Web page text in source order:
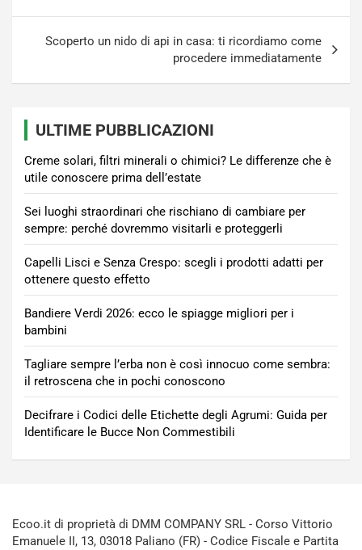
Scoperto un nido di api in casa: ti ricordiamo come
procedere immediatamente
ULTIME PUBBLICAZIONI
Creme solari, filtri minerali o chimici? Le differenze che è
utile conoscere prima dell’estate
Sei luoghi straordinari che rischiano di cambiare per
sempre: perché dovremmo visitarli e proteggerli
Capelli Lisci e Senza Crespo: scegli i prodotti adatti per
ottenere questo effetto
Bandiere Verdi 2026: ecco le spiagge migliori per i
bambini
Tagliare sempre l’erba non è così innocuo come sembra:
il retroscena che in pochi conoscono
Decifrare i Codici delle Etichette degli Agrumi: Guida per
Identificare le Bucce Non Commestibili
Ecoo.it di proprietà di DMM COMPANY SRL - Corso Vittorio
Emanuele II, 13, 03018 Paliano (FR) - Codice Fiscale e Partita